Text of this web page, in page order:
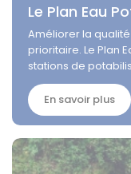
Le Plan Eau
Améliorer la
prioritaire. Le Plan
stations de
En savoir plus